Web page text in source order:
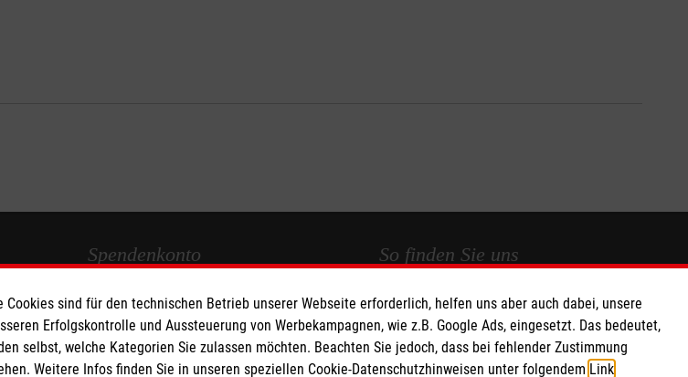
Spendenkonto
Empfänger: Malteser Hilfsdienst e.V.
Bank: Pax-Bank für Kirche und Caritas eG
IBAN: DE04370601201201206134
So finden Sie uns
Sinterstraße 3
44795 Bochum
info.bochum@malteser.org
sind für den technischen Betrieb unserer Webseite erforderlich, helfen uns aber auch dabei, unsere
Erfolgskontrolle und Aussteuerung von Werbekampagnen, wie z.B. Google Ads, eingesetzt. Das bedeutet,
selbst, welche Kategorien Sie zulassen möchten. Beachten Sie jedoch, dass bei fehlender Zustimmung
Weitere Infos finden Sie in unseren speziellen Cookie-Datenschutzhinweisen unter folgendem Link